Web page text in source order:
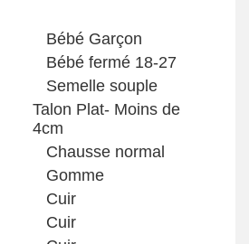
Bébé Garçon
Bébé fermé 18-27
Semelle souple
Talon Plat- Moins de
4cm
Chausse normal
Gomme
Cuir
Cuir